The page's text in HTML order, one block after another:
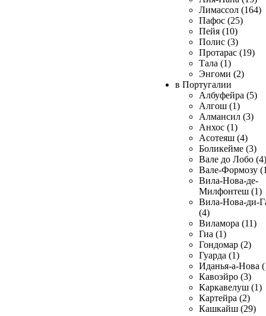
Лимассол (164)
Пафос (25)
Пейя (10)
Полис (3)
Протарас (19)
Тала (1)
Энгоми (2)
в Португалии
Албуфейра (5)
Алгош (1)
Алмансил (3)
Анхос (1)
Асотеяш (4)
Боликейме (3)
Вале до Лобо (4)
Вале-Формозу
Вила-Нова-де-
Милфонтеш (1)
Вила-Нова-ди-
(4)
Виламора (11)
Гиа (1)
Гондомар (2)
Гуарда (1)
Иданья-а-Нова
Кавоэйро (3)
Каркавелуш (1)
Картейра (2)
Кашкайш (29)